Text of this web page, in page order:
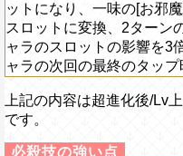
ットになり、一味の[お邪
スロットに変換、2ターン
ャラのスロットの影響を3
ャラの次回の最終のタッ
上記の内容は超進化後/Lv
です。